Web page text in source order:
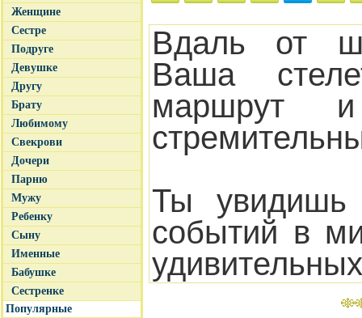
Женщине
Сестре
Подруге
Девушке
Другу
Брату
Любимому
Свекрови
Дочери
Парню
Мужу
Ребенку
Сыну
Именные
Бабушке
Сестренке
Популярные
Вдаль от
Ваша
маршрут
Ты
событий в